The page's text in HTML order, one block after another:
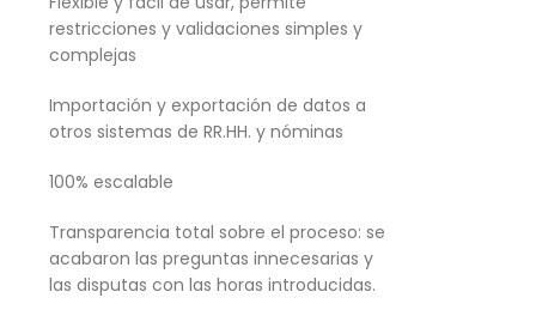
restricciones y validaciones simples y
complejas
Importación y exportación de datos a
otros sistemas de RR.HH. y nóminas
100% escalable
Transparencia total sobre el proceso: se
acabaron las preguntas innecesarias y
las disputas con las horas introducidas.